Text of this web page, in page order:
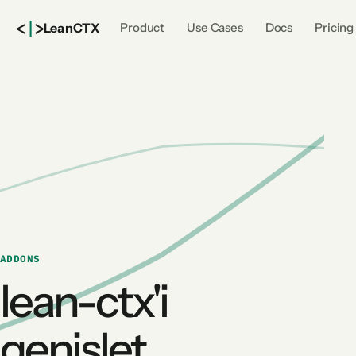
<|>LeanCTX Product Use Cases Docs Pricing
ADDONS
lean-ctx'i